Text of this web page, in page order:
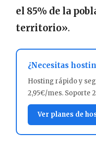
el 85% de la
territorio».
¿Necesitas
Hosting rápido y
2,95€/mes. Soporte
Ver planes de